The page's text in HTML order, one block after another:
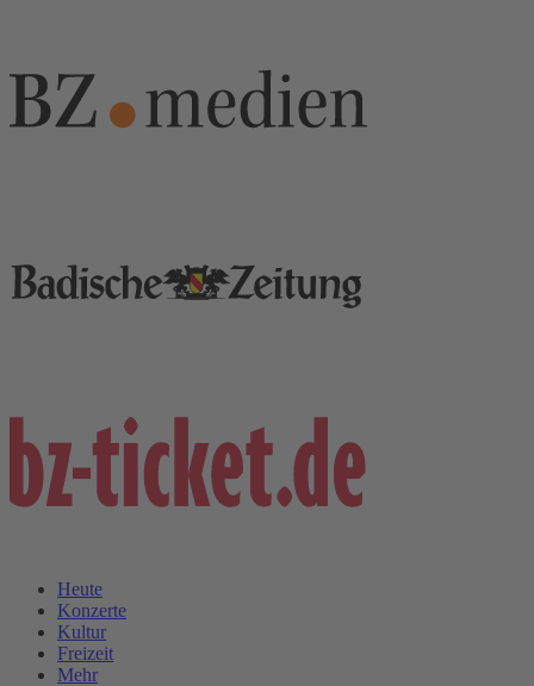
Heute
Konzerte
Kultur
Freizeit
Mehr